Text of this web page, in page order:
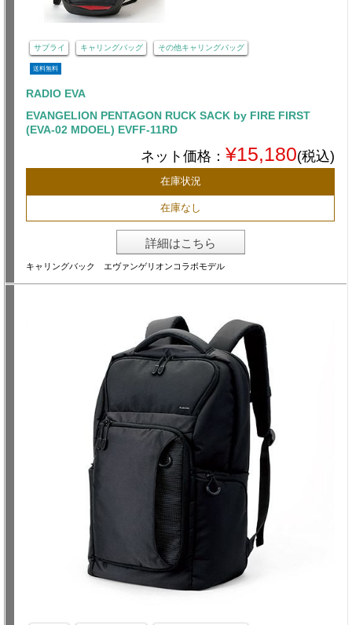
サプライ キャリングバッグ その他キャリングバッグ
送料無料
RADIO EVA
EVANGELION PENTAGON RUCK SACK by FIRE FIRST
(EVA-02 MDOEL) EVFF-11RD
ネット価格： ¥15,180(税込)
在庫状況
在庫なし
詳細はこちら
キャリングバック エヴァンゲリオンコラボモデル